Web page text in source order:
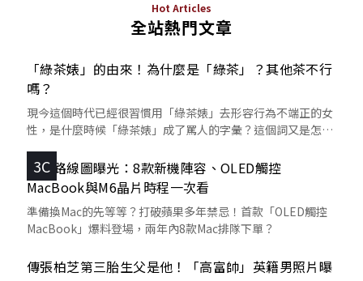
Hot Articles
全站熱門文章
「綠茶婊」的由來！為什麼是「綠茶」？其他茶不行
嗎？
現今這個時代已經很習慣用「綠茶婊」去形容行為不端正的女
性，是什麼時候「綠茶婊」成了罵人的字彙？這個詞又是怎麼
3C
蘋果路線圖曝光：8款新機陣容、OLED觸控
MacBook與M6晶片時程一次看
準備換Mac的先等等？打破蘋果多年禁忌！首款「OLED觸控
MacBook」爆料登場，兩年內8款Mac排隊下單？
傳張柏芝第三胎生父是他！「高富帥」英籍男照片曝